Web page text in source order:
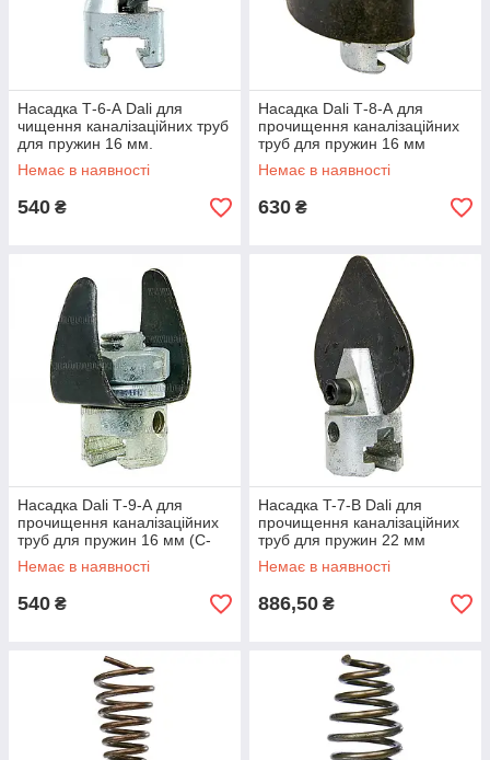
Насадка Т-6-А Dali для
чищення каналізаційних труб
для пружин 16 мм.
(хрестоподібний бур)
Немає в наявності
540 ₴
Насадка Dali Т-8-А для
прочищення каналізаційних
труб для пружин 16 мм
(зубчастий ніж)
Немає в наявності
630 ₴
Насадка Dali Т-9-А для
прочищення каналізаційних
труб для пружин 16 мм (С-
подібний бур)
Немає в наявності
540 ₴
Насадка T-7-B Dali для
прочищення каналізаційних
труб для пружин 22 мм
(лопаткоподібний різець)
Немає в наявності
886,50 ₴